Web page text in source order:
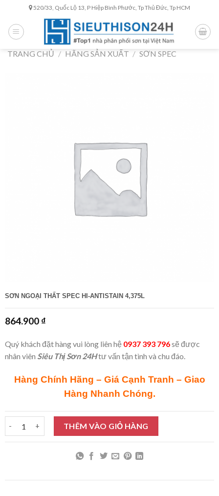
content
520/33, Quốc Lộ 13, P Hiệp Bình Phước, Tp Thủ Đức, Tp HCM
TRANG CHỦ / HÃNG SẢN XUẤT / SƠN SPEC
SƠN NGOẠI THẤT SPEC HI-ANTISTAIN 4,375L
864.900 ₫
Quý khách đặt hàng vui lòng liên hệ 0937 393 796sẽ được
nhân viên Siêu Thị Sơn 24Htư vấn tận tình và chu đáo.
Hàng Chính Hãng – Giá Cạnh Tranh – Giao
Hàng Nhanh Chóng.
Sơn ngoại thất Spec Hi-Antistain 4,375L số lượng
THÊM VÀO GIỎ HÀNG